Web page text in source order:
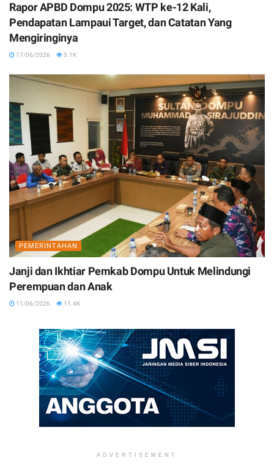
Rapor APBD Dompu 2025: WTP ke-12 Kali,
Pendapatan Lampaui Target, dan Catatan Yang
Mengiringinya
17/06/2026 5.1K
PEMERINTAHAN
Janji dan Ikhtiar Pemkab Dompu Untuk Melindungi
Perempuan dan Anak
11/06/2026 11.4K
ADVERTISEMENT